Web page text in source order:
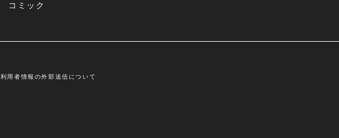
コミック
利用者情報の外部送信について